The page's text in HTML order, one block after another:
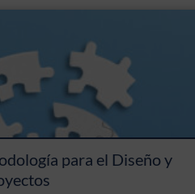
para el Diseño y